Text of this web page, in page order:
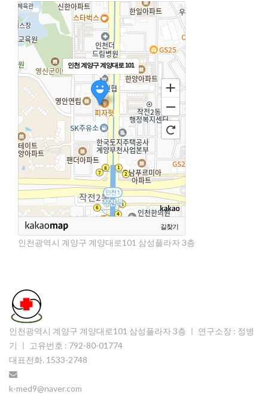
인천 계양구 계양대로 101
길찾기
인천광역시 계양구 계양대로101 삼성플라자 3층
인천광역시 계양구 계양대로101 삼성플라자 3층 ㅣ 연구소장 : 정병
기 ㅣ 고유번호 : 792-80-01774
대표전화. 1533-2748
k-med9@naver.com